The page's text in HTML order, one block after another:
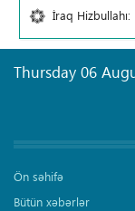
İraq Hizbullahı:
Thursday 06
Ön səhifə
Bütün xəbərlər